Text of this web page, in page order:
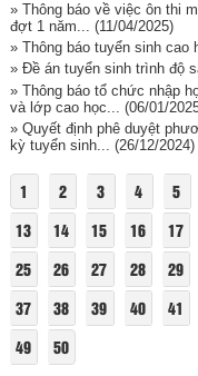
» Thông báo về việc ôn thi
đợt 1 năm...
(11/04/2025)
» Thông báo tuyển sinh cao
» Đề án tuyển sinh trình độ
» Thông báo tổ chức nhập
và lớp cao học...
(06/01/
» Quyết định phê duyệt
kỳ tuyển sinh... (26/12/2024)
1 2 3 4 5
13
14 15 16 17
25
26 27 28 29
37
38 39 40 41
49
50